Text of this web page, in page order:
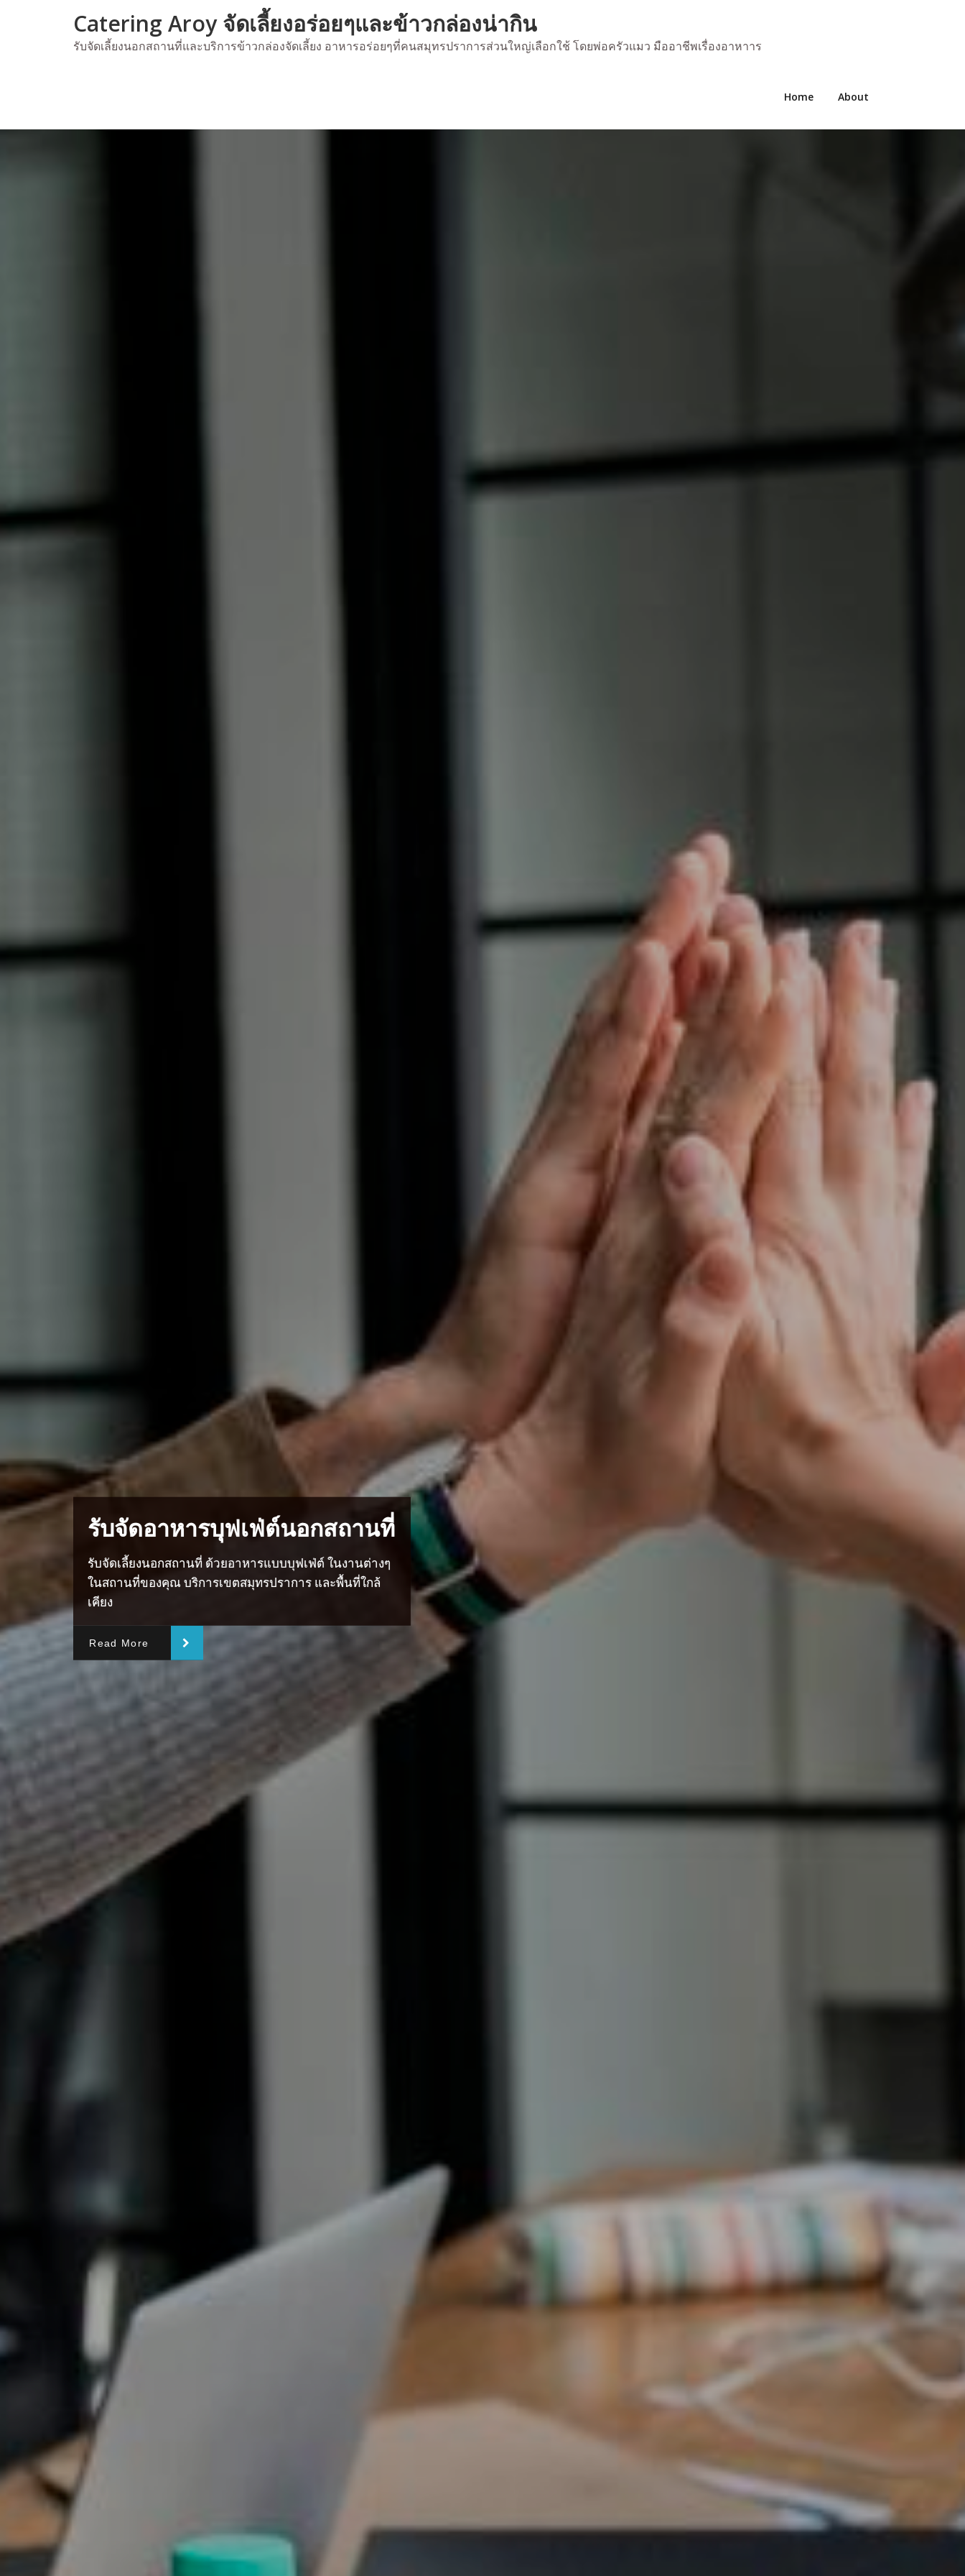
Catering Aroy จัดเลี้ยงอร่อยๆและข้าวกล่องน่ากิน
รับจัดเลี้ยงนอกสถานที่และบริการข้าวกล่องจัดเลี้ยง อาหารอร่อยๆที่คนสมุทรปราการส่วนใหญ่เลือกใช้ โดยพ่อครัวแมว มืออาชีพเรื่องอาหาาร
Home About
รับจัดอาหารบุฟเฟ่ต์นอกสถานที่
รับจัดเลี้ยงนอกสถานที่ ด้วยอาหารแบบบุฟเฟ่ต์ ในงานต่างๆ
ในสถานที่ของคุณ บริการเขตสมุทรปราการ และพื้นที่ใกล้
เคียง
Read More